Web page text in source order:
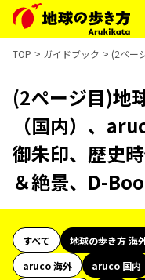
TOP ガイドブック (2ペー
(2ページ目)地
（国内）、
御朱印、歴史
＆絶景、D-
すべて 地球の歩き方 海
aruco 海外
aruco 国内